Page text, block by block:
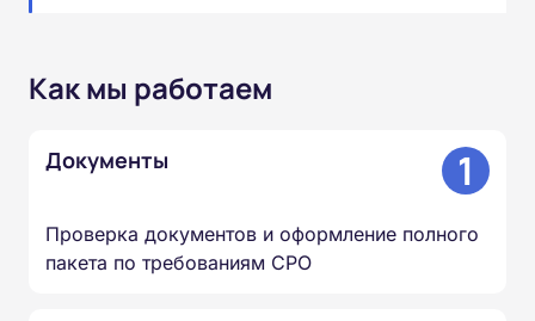
Как мы работаем
Документы 1
Проверка документов и оформление полного
пакета по требованиям СРО